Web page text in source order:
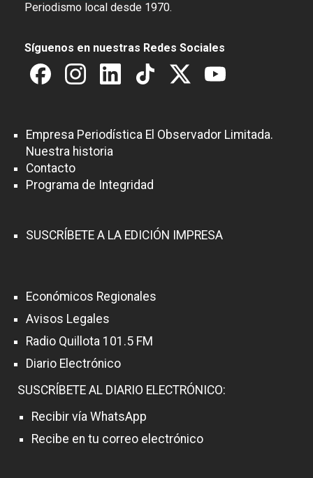
Periodismo local desde 1970.
Síguenos en nuestras Redes Sociales
Empresa Periodística El Observador Limitada.
Nuestra historia
Contacto
Programa de Integridad
SUSCRÍBETE A LA EDICIÓN IMPRESA
Económicos Regionales
Avisos Legales
Radio Quillota 101.5 FM
Diario Electrónico
SUSCRÍBETE AL DIARIO ELECTRÓNICO:
Recibir vía WhatsApp
Recibe en tu correo electrónico